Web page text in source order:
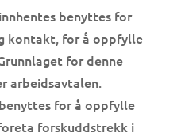
benyttes for
kontakt, for å oppfylle
for denne
arbeidsavtalen.
for å oppfylle
forskuddstrekk i